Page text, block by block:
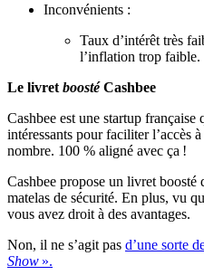
Inconvénients :
Taux d’intérêt très
l’inflation trop faible.
Le livret boostéCashbee
Cashbee est une startup
intéressants pour faciliter l’accès
nombre. 100 % aligné avec ça !
Cashbee propose un livret
matelas de sécurité. En plus, vu
vous avez droit à des avantages.
Non, il ne s’agit pas d’une sorte
Show ».